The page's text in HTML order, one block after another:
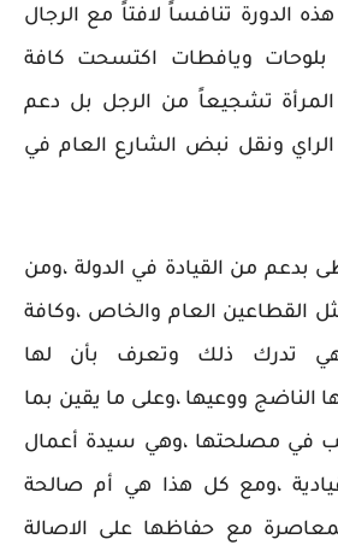
هذه الدورة تنافساً لافتاً مع الرجال
ويافطات اكتسحت كافة
المرأة تشجيعاً من الرجل بل دعم
ونقل نبض الشارع العام في
بدعم من القيادة في الدولة ،ومن
القطاعين العام والخاص ،وكافة
تدرك ذلك وتعرف بأن لها
الناضج ووعيها ،وعلى ما يقين بما
في مصلحتها ،وهي سيدة أعمال
،ومع كل هذا هي أم صالحة
مع حفاظها على الاصالة